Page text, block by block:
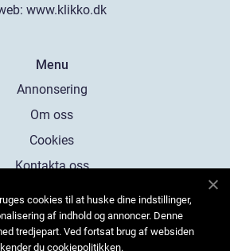
www.klikko.dk
Menu
Annonsering
Om oss
Cookies
Kontakta oss
cookies til at huske dine indstillinger,
af indhold og annoncer. Denne
tredjepart. Ved fortsat brug af websiden
du cookiepolitikken.